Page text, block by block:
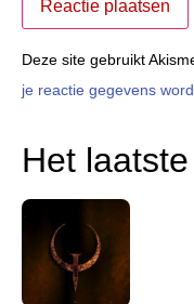
Deze site gebruikt
je reactie gegevens
Het